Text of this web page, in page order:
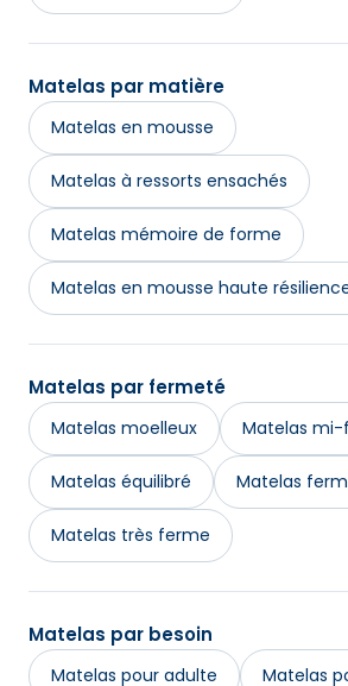
Matelas par matière
Matelas en mousse
Matelas à ressorts ensachés
Matelas mémoire de forme
Matelas en mousse haute
Matelas par fermeté
Matelas moelleux Matelas
Matelas équilibré Matelas
Matelas très ferme
Matelas par besoin
Matelas pour adulte Matelas